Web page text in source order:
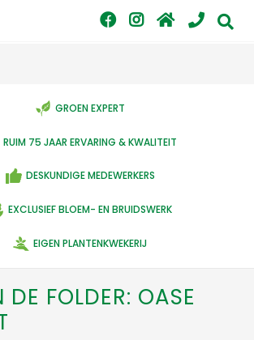
GROEN EXPERT
RUIM 75 JAAR ERVARING & KWALITEIT
DESKUNDIGE MEDEWERKERS
EXCLUSIEF BLOEM- EN BRUIDSWERK
EIGEN PLANTENKWEKERIJ
DE FOLDER: OASE